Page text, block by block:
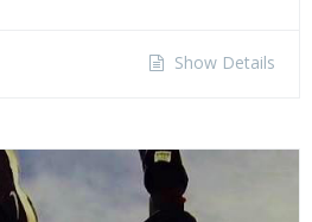
Show Details